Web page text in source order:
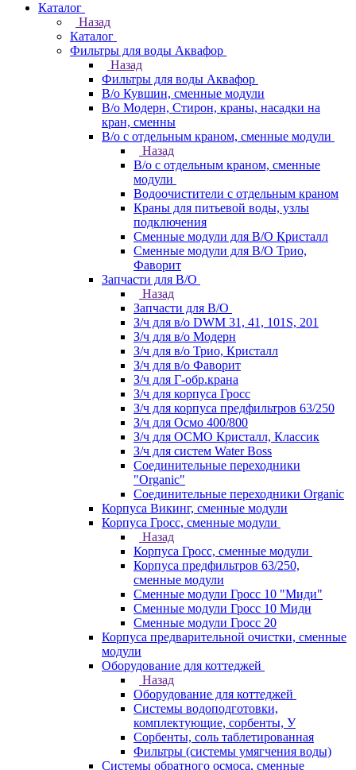
Каталог
Назад
Каталог
Фильтры для воды Аквафор
Назад
Фильтры для воды Аквафор
В/о Кувшин, сменные модули
В/о Модерн, Стирон, краны, насадки на
кран, сменны
В/о с отдельным краном, сменные модули
Назад
В/о с отдельным краном, сменные
модули
Водоочистители с отдельным краном
Краны для питьевой воды, узлы
подключения
Сменные модули для В/О Кристалл
Сменные модули для В/О Трио,
Фаворит
Запчасти для В/О
Назад
Запчасти для В/О
З/ч для в/о DWM 31, 41, 101S, 201
З/ч для в/о Модерн
З/ч для в/о Трио, Кристалл
З/ч для в/о Фаворит
З/ч для Г-обр.крана
З/ч для корпуса Гросс
З/ч для корпуса предфильтров 63/250
З/ч для Осмо 400/800
З/ч для ОСМО Кристалл, Классик
З/ч для систем Water Boss
Соединительные переходники
"Organic"
Соединительные переходники Organic
Корпуса Викинг, сменные модули
Корпуса Гросс, сменные модули
Назад
Корпуса Гросс, сменные модули
Корпуса предфильтров 63/250,
сменные модули
Сменные модули Гросс 10 "Миди"
Сменные модули Гросс 10 Миди
Сменные модули Гросс 20
Корпуса предварительной очистки, сменные
модули
Оборудование для коттеджей
Назад
Оборудование для коттеджей
Системы водоподготовки,
комплектующие, сорбенты, У
Сорбенты, соль таблетированная
Фильтры (системы умягчения воды)
Системы обратного осмоса, сменные